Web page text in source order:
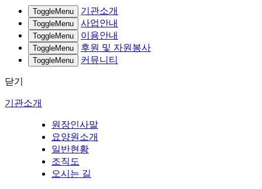
ToggleMenu 기관소개
ToggleMenu 사업안내
ToggleMenu 이용안내
ToggleMenu 후원 및 자원봉사
ToggleMenu 커뮤니티
닫기
기관소개
원장인사말
요양원소개
일반현황
조직도
오시는 길